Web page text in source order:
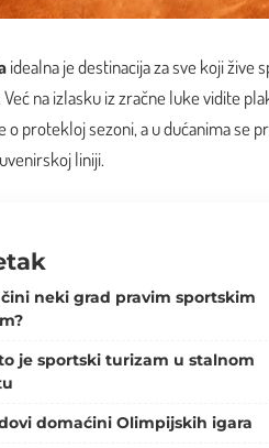
idealna je destinacija za sve koji
Već na izlasku iz zračne luke vidite
o protekloj sezoni, a u dućanima se
liniji.
neki grad pravim sportskim
je sportski turizam u stalnom
domaćini Olimpijskih igara